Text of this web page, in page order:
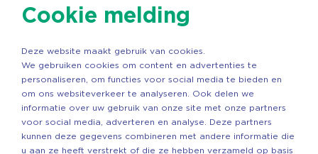
Rek.nr: NL85RABO0127579230
Copyright ©2026 Vechtgenoten
Cookie melding
Deze website maakt gebruik van cookies.
We gebruiken cookies om content en advertenties te
personaliseren, om functies voor social media te bieden en
om ons websiteverkeer te analyseren. Ook delen we
informatie over uw gebruik van onze site met onze partners
voor social media, adverteren en analyse. Deze partners
kunnen deze gegevens combineren met andere informatie die
u aan ze heeft verstrekt of die ze hebben verzameld op basis